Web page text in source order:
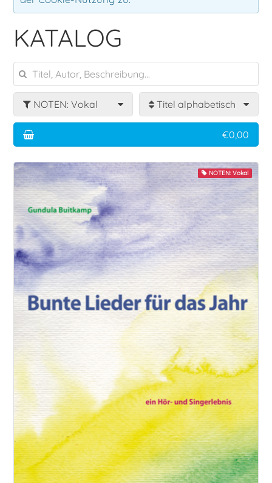
Mallets
Percussion
Play-Along
Quartett
Quintett
Snare
Solo
Trio
Vokal
KATALOG
NOTEN: Vokal Titel alphabetisch
€0,00
NOTEN: Vokal